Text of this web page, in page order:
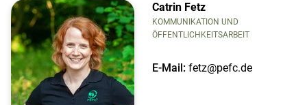
Catrin Fetz
KOMMUNIKATION UND
ÖFFENTLICHKEITSARBEIT
E-Mail: fetz@pefc.de